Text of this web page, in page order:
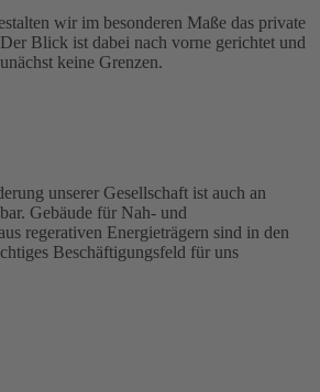
wir im besonderen Maße das private
Blick ist dabei nach vorne gerichtet und
keine Grenzen.
unserer Gesellschaft ist auch an
Gebäude für Nah- und
regerativen Energieträgern sind in den
Beschäftigungsfeld für uns